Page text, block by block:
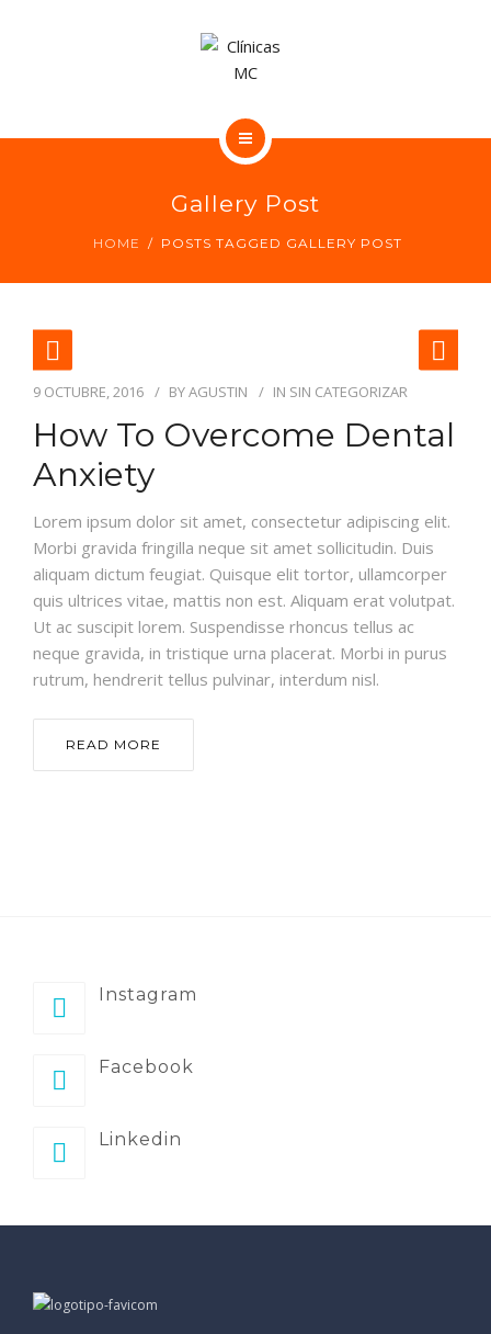
NUESTRAS CLÍNICAS DENTALES
Gallery Post
HOME POSTS TAGGED GALLERY POST
9 OCTUBRE, 2016 BYAGUSTIN IN SIN CATEGORIZAR
How To Overcome Dental
Anxiety
Lorem ipsum dolor sit amet, consectetur adipiscing elit.
Morbi gravida fringilla neque sit amet sollicitudin. Duis
aliquam dictum feugiat. Quisque elit tortor, ullamcorper
quis ultrices vitae, mattis non est. Aliquam erat volutpat.
Ut ac suscipit lorem. Suspendisse rhoncus tellus ac
neque gravida, in tristique urna placerat. Morbi in purus
rutrum, hendrerit tellus pulvinar, interdum nisl.
READ MORE
Instagram
Facebook
Linkedin